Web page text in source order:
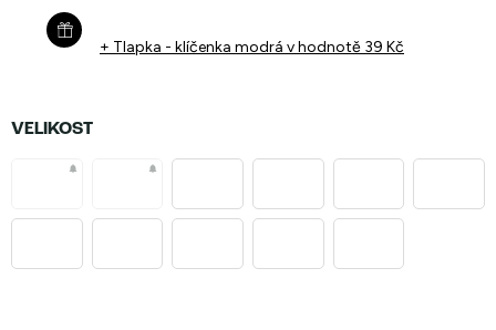
+ Tlapka - klíčenka modrá v hodnotě 39 Kč
VELIKOST